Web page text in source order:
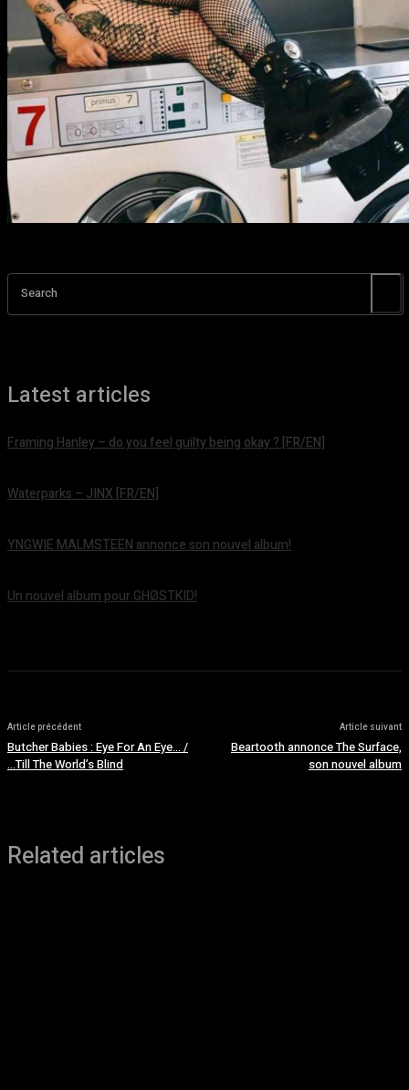
Search
Latest articles
Framing Hanley – do you feel guilty being okay ? [FR/EN]
Waterparks – JINX [FR/EN]
YNGWIE MALMSTEEN annonce son nouvel album!
Un nouvel album pour GHØSTKID!
Article précédent
Butcher Babies : Eye For An Eye… /
…Till The World’s Blind
Article suivant
Beartooth annonce The Surface,
son nouvel album
Related articles